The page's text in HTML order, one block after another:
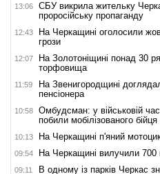
13:06
СБУ викрила жительку
проросійську пропаганду
12:43
На Черкащині оголосили
грози
12:07
На Золотоніщині понад 30
торфовища
11:59
На Звенигородщині
пенсіонера
10:58
Омбудсман: у військовій
побили мобілізованого бійця
10:13 На Черкащині п'яний
09:54 На Черкащині вилучили 700
09:11 В одному із парків Черкас